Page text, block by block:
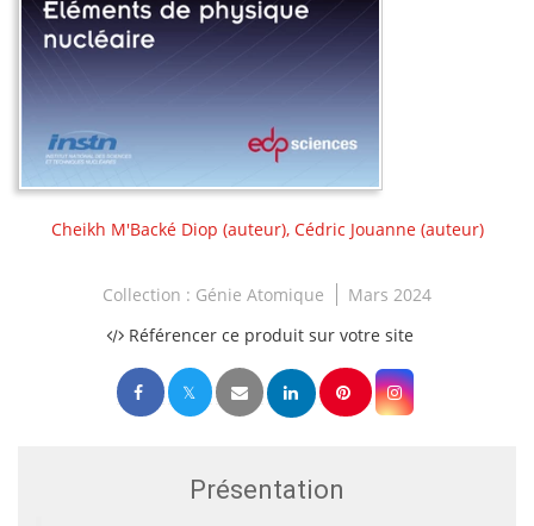
Cheikh M'Backé Diop (auteur), Cédric Jouanne(auteur)
Collection : Génie Atomique
Mars 2024
Référencer ce produit sur votre site
Présentation